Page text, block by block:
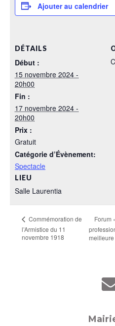
Ajouter au calendrier
DÉTAILS
Début :
15 novembre 2024 -
20h00
Fin :
17 novembre 2024 -
20h00
Prix :
Gratuit
Catégorie d’Évènement:
Spectacle
LIEU
Salle Laurentia
Commémoration de
l’Armistice du 11
novembre 1918
Forum
meilleure